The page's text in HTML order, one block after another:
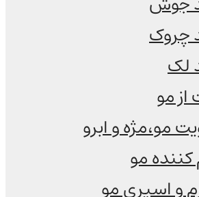
چروک
لک
مو
مو،مژه و ابرو
کننده مو
و اسپری مو